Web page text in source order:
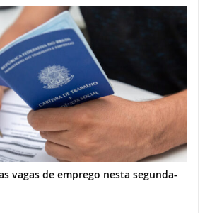
vagas de emprego nesta segunda-